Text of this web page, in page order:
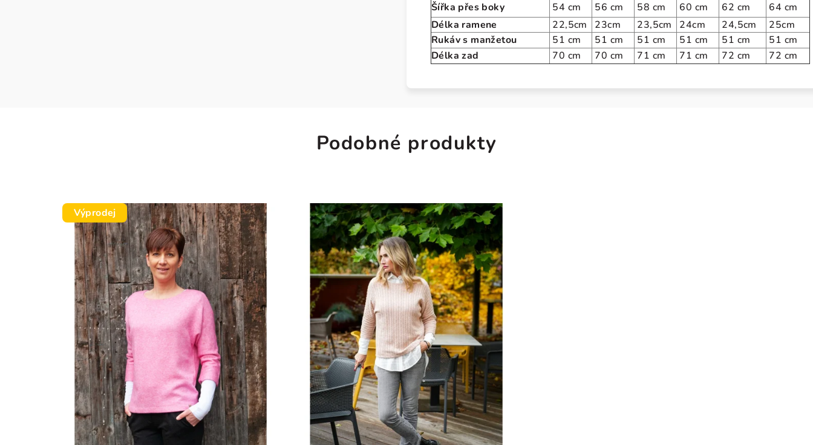
Šířka přes boky
54 cm 56 cm 58 cm 60 cm 62 cm
64 cm
Délka ramene
22,5cm 23cm 23,5cm 24cm 24,5cm
25cm
Rukáv s manžetou
51 cm 51 cm 51 cm 51 cm 51 cm
51 cm
Délka zad
70 cm 70 cm 71 cm 71 cm 72 cm 72 cm
Podobné produkty
Výprodej